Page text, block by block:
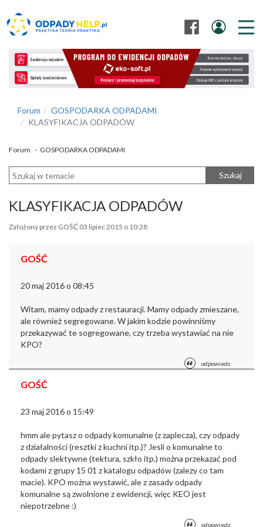
Forum
GOSPODARKA ODPADAMI
KLASYFIKACJA ODPADÓW
Forum - GOSPODARKA ODPADAMI
Szukaj
KLASYFIKACJA ODPADÓW
Założony przez GOŚĆ 03 lipiec 2015 o 10:28
GOŚĆ
20 maj 2016 o 08:45
Witam, mamy odpady z restauracji. Mamy odpady zmieszane,
ale również segregowane. W jakim kodzie powinniśmy
przekazywać te sogregowane, czy trzeba wystawiać na nie
KPO?
odpowiedz
GOŚĆ
23 maj 2016 o 15:49
hmm ale pytasz o odpady komunalne (z zaplecza), czy odpady
z działalności (resztki z kuchni itp.)? Jesli o komunalne to
odpady slektywne (tektura, szkło itp.) można przekazać pod
kodami z grupy 15 01 z katalogu odpadów (zalezy co tam
macie). KPO można wystawić, ale z zasady odpady
komunalne są zwolnione z ewidencji, więc KEO jest
niepotrzebne :)
odpowiedz